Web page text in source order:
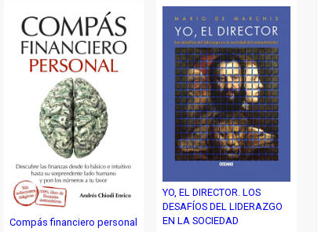
Compás financiero personal
YO, EL DIRECTOR. LOS
DESAFÍOS DEL LIDERAZGO
EN LA SOCIEDAD